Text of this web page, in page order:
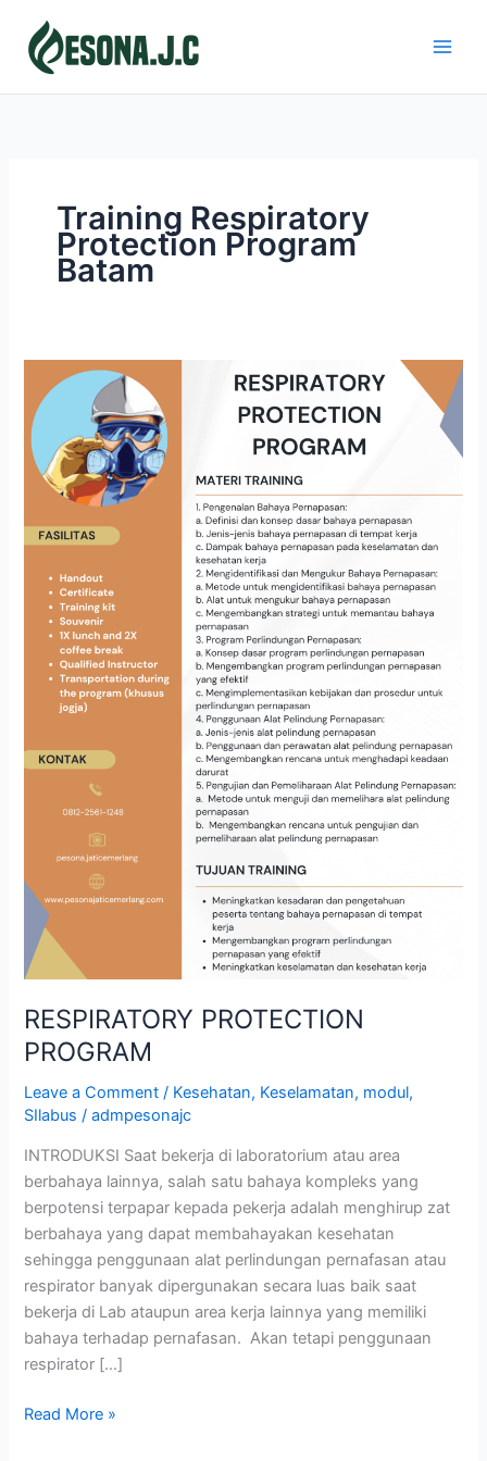
content
Training Respiratory
Protection Program
Batam
RESPIRATORY PROTECTION
PROGRAM
Leave a Comment / Kesehatan, Keselamatan, modul,
SIlabus /admpesonajc
INTRODUKSI Saat bekerja di laboratorium atau area
berbahaya lainnya, salah satu bahaya kompleks yang
berpotensi terpapar kepada pekerja adalah menghirup zat
berbahaya yang dapat membahayakan kesehatan
sehingga penggunaan alat perlindungan pernafasan atau
respirator banyak dipergunakan secara luas baik saat
bekerja di Lab ataupun area kerja lainnya yang memiliki
bahaya terhadap pernafasan. Akan tetapi penggunaan
respirator […]
RESPIRATORY
PROTECTION
PROGRAM
Read More »